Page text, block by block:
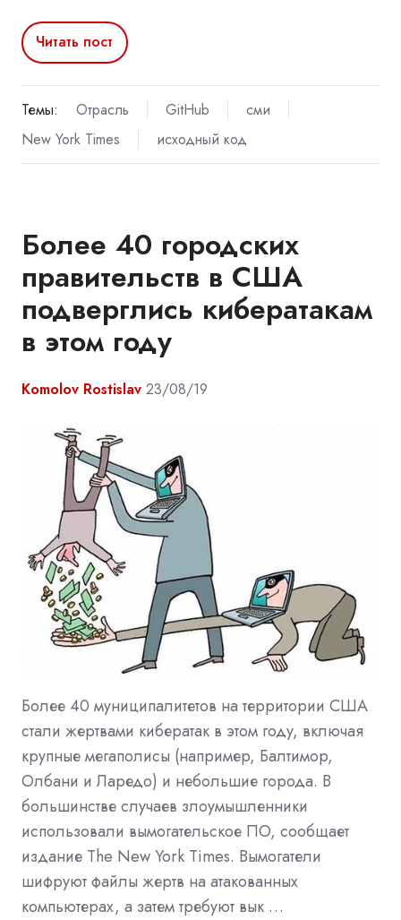
Читать пост
Темы: Отрасль GitHub
сми
New York Times
исходный код
Более 40 городских
правительств в США
подверглись кибератакам
в этом году
Komolov Rostislav 23/08/19
Более 40 муниципалитетов на территории США
стали жертвами кибератак в этом году, включая
крупные мегаполисы (например, Балтимор,
Олбани и Ларедо) и небольшие города. В
большинстве случаев злоумышленники
использовали вымогательское ПО, сообщает
издание The New York Times. Вымогатели
шифруют файлы жертв на атакованных
компьютерах, а затем требуют вык …